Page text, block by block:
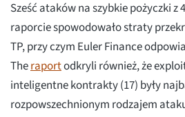
Sześć ataków na szybkie pożyczki z
raporcie spowodowało straty
TP, przy czym Euler Finance
Theraportodkryli również, że
inteligentne kontrakty (17) były
rozpowszechnionym rodzajem